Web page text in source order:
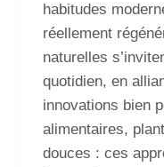
habitudes
réellement
naturelles
quotidien, en
innovations bien
alimentaires,
douces : ces